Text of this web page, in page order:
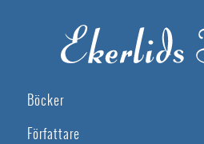
Böcker
Författare